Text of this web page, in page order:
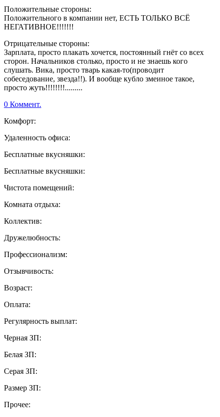
Положительные стороны:
Положительного в компании нет, ЕСТЬ ТОЛЬКО ВСЁ
НЕГАТИВНОЕ!!!!!!!
Отрицательные стороны:
Зарплата, просто плакать хочется, постоянный гнёт со всех
сторон. Начальников столько, просто и не знаешь кого
слушать. Вика, просто тварь какая-то(проводит
собеседование, звезда!!). И вообще кубло змеиное такое,
просто жуть!!!!!!!!.........
0 Коммент.
Комфорт:
Удаленность офиса:
Бесплатные вкусняшки:
Бесплатные вкусняшки:
Чистота помещений:
Комната отдыха:
Коллектив:
Дружелюбность:
Профессионализм:
Отзывчивость:
Возраст:
Оплата:
Регулярность выплат:
Черная ЗП:
Белая ЗП:
Серая ЗП:
Размер ЗП:
Прочее: